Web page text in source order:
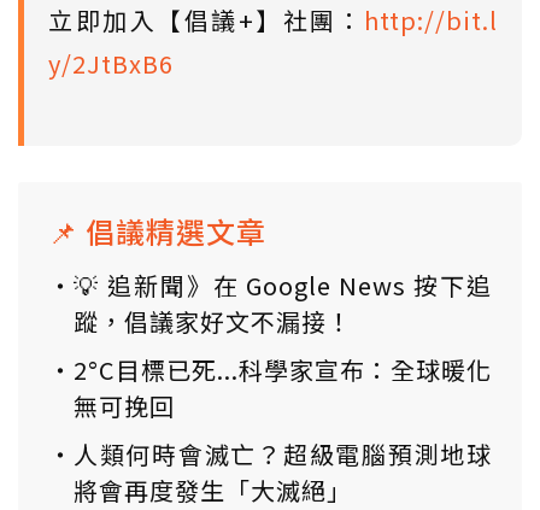
立即加入【倡議+】社團： http://bit.l
y/2JtBxB6
📌 倡議精選文章
💡 追新聞》在 Google News 按下追
蹤，倡議家好文不漏接！
2°C目標已死...科學家宣布：全球暖化
無可挽回
人類何時會滅亡？超級電腦預測地球
將會再度發生「大滅絕」